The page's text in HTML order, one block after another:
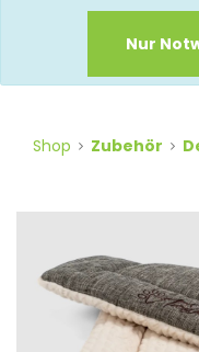
Nur
Shop Zubehör